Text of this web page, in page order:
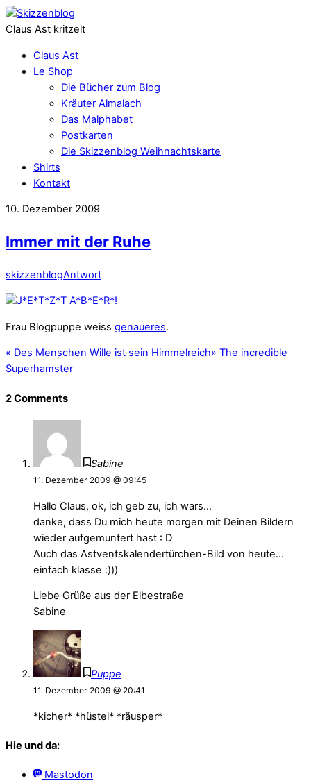
Claus Ast kritzelt
Claus Ast
Le Shop
Die Bücher zum Blog
Kräuter Almalach
Das Malphabet
Postkarten
Die Skizzenblog Weihnachtskarte
Shirts
Kontakt
10. Dezember 2009
Immer mit der Ruhe
skizzenblogAntwort
Frau Blogpuppe weiss genaueres.
« Des Menschen Wille ist sein Himmelreich» The incredible
Superhamster
2 Comments
Sabine
11. Dezember 2009 @ 09:45
Hallo Claus, ok, ich geb zu, ich wars…
danke, dass Du mich heute morgen mit Deinen Bildern
wieder aufgemuntert hast : D
Auch das Astventskalendertürchen-Bild von heute…
einfach klasse :)))
Liebe Grüße aus der Elbestraße
Sabine
Puppe
11. Dezember 2009 @ 20:41
*kicher* *hüstel* *räusper*
Hie und da:
Mastodon